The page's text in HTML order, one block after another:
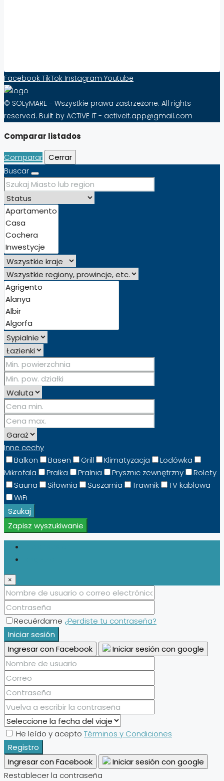
Facebook TikTok Instagram Youtube
© SOLyMARE - Wszystkie prawa zastrzeżone. All rights
reserved. Built by ACTIVE IT - activeit.app@gmail.com
Comparar listados
Comparar Cerrar
Buscar
Inne cechy
Balkon
Basen Grill Klimatyzacja
Lodówka
Mikrofala
Pralka Pralnia Prysznic zewnętrzny
Rolety
Sauna
Siłownia Suszarnia Trawnik
TV kablowa
WiFi
Szukaj
Zapisz wyszukiwanie
×
Recuérdame ¿Perdiste tu contraseña?
Iniciar sesión
Ingresar con Facebook
Iniciar sesión con google
He leído y acepto Términos y Condiciones
Registro
Ingresar con Facebook
Iniciar sesión con google
Restablecer la contraseña